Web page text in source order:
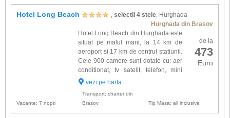
Hotel Long Beach , selectii 4 stele, Hurghada
Hurghada din Brasov
de la
473
Euro
Hotel Long Beach din Hurghada este
situat pe malul marii, la 14 km de
aeroport si 17 km de centrul statiunii.
Cele 900 camere sunt dotate cu: aer
conditionat, tv satelit, telefon, mini
bar, baie si uscator de par. Hotelul
m de...
vezi pe harta
Vacante: 7 nopti
Transport: charter din
Brasov
Tip Masa: all inclusive